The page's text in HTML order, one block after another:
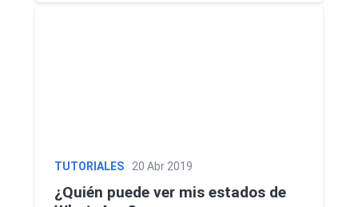
TUTORIALES 20 Abr 2019
¿Quién puede ver mis estados de